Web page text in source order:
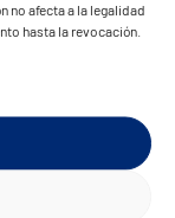
no afecta a la legalidad
hasta la revocación.